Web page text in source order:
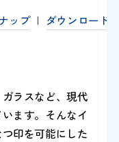
ップ ダウンロード
ラスなど、現代
ます。そんなイ
印を可能にした